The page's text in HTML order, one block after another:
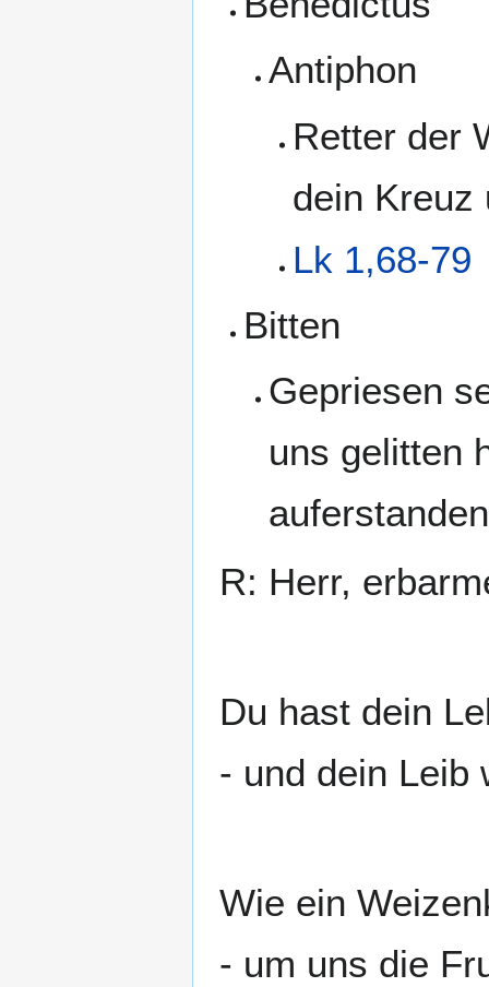
Antiphon
Retter der
dein Kreuz
Lk 1,68-79
Bitten
Gepriesen
uns gelitten
R: Herr,
Du hast dein
- und dein Leib
Wie ein
- um uns die